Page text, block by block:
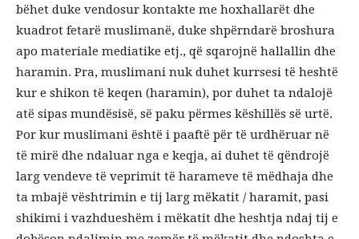
bëhet duke vendosur kontakte me hoxhallarët dhe
kuadrot fetarë muslimanë, duke shpërndarë broshura
apo materiale mediatike etj., që sqarojnë hallallin dhe
haramin. Pra, muslimani nuk duhet kurrsesi të heshtë
kur e shikon të keqen (haramin), por duhet ta ndalojë
atë sipas mundësisë, së paku përmes këshillës së urtë.
Por kur muslimani është i paaftë për të urdhëruar në
të mirë dhe ndaluar nga e keqja, ai duhet të qëndrojë
larg vendeve të veprimit të harameve të mëdhaja dhe
ta mbajë vështrimin e tij larg mëkatit / haramit, pasi
shikimi i vazhdueshëm i mëkatit dhe heshtja ndaj tij e